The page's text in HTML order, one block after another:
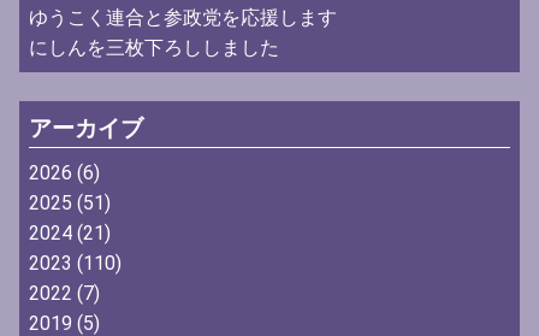
ゆうこく連合と参政党を応援します
にしんを三枚下ろししました
アーカイブ
2026 (6)
2025 (51)
2024 (21)
2023 (110)
2022 (7)
2019 (5)